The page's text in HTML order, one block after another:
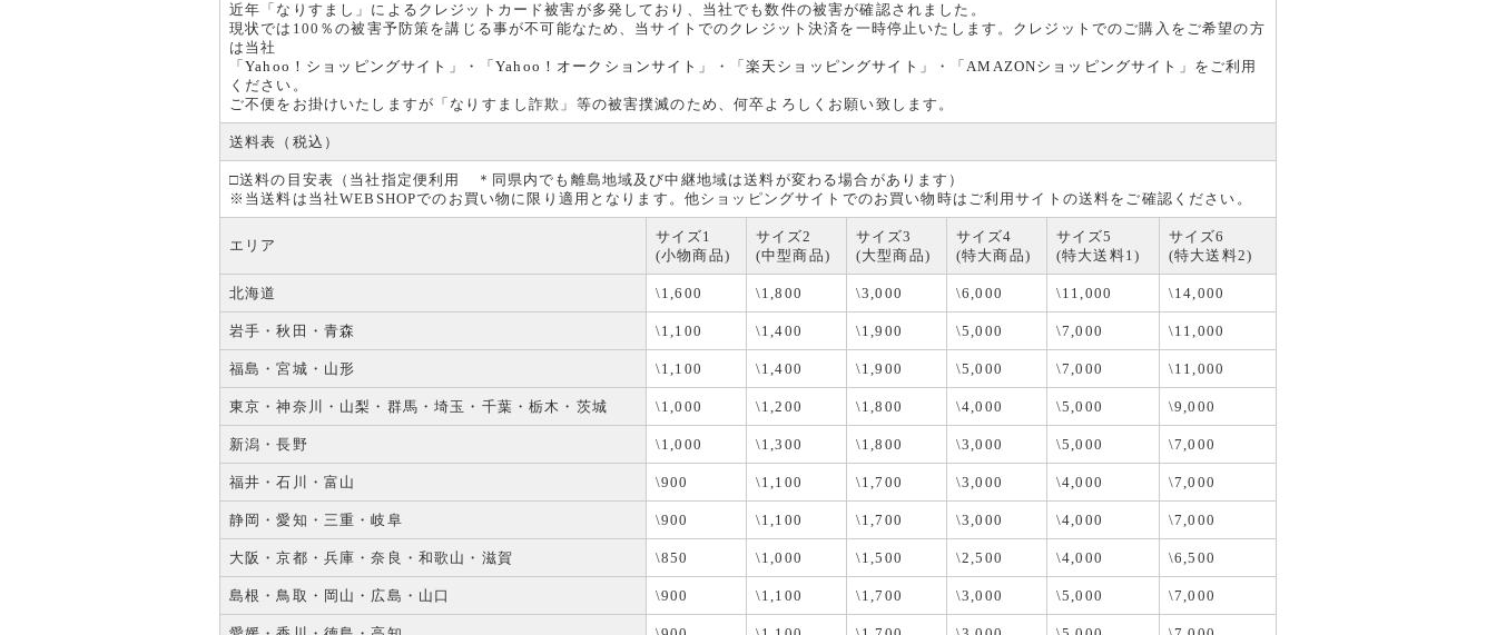
近年「なりすまし」によるクレジットカード被害が多発しており、当社でも数件の被害が確認されました。
現状では100％の被害予防策を講じる事が不可能なため、当サイトでのクレジット決済を一時停止いたします。クレジットでのご購入をご希望の方
は当社
「Yahoo！ショッピングサイト 」・「Yahoo！オークションサイト 」・「 楽天ショッピングサイト 」・「AMAZONショッピングサイト 」をご利用
ください。
ご不便をお掛けいたしますが「なりすまし詐欺」等の被害撲滅のため、何卒よろしくお願い致します。
送料表（税込）
□送料の目安表（当社指定便利用 ＊同県内でも離島地域及び中継地域は送料が変わる場合があります）
※当送料は当社WEBSHOPでのお買い物に限り適用となります。他ショッピングサイトでのお買い物時はご利用サイトの送料をご確認ください。
エリア
サイズ1
(小物商品)
サイズ2
(中型商品)
サイズ3
(大型商品)
サイズ4
(特大商品)
サイズ5
(特大送料1)
サイズ6
(特大送料2)
北海道 \1,600 \1,800 \3,000 \6,000 \11,000 \14,000
岩手・秋田・青森 \1,100 \1,400 \1,900 \5,000 \7,000 \11,000
福島・宮城・山形 \1,100 \1,400 \1,900 \5,000 \7,000 \11,000
東京・神奈川・山梨・群馬・埼玉・千葉・栃木・茨城 \1,000 \1,200 \1,800 \4,000 \5,000 \9,000
新潟・長野 \1,000 \1,300 \1,800 \3,000 \5,000 \7,000
福井・石川・富山 \900 \1,100 \1,700 \3,000 \4,000 \7,000
静岡・愛知・三重・岐阜 \900 \1,100 \1,700 \3,000 \4,000 \7,000
大阪・京都・兵庫・奈良・和歌山・滋賀 \850 \1,000 \1,500 \2,500 \4,000 \6,500
島根・鳥取・岡山・広島・山口 \900 \1,100 \1,700 \3,000 \5,000 \7,000